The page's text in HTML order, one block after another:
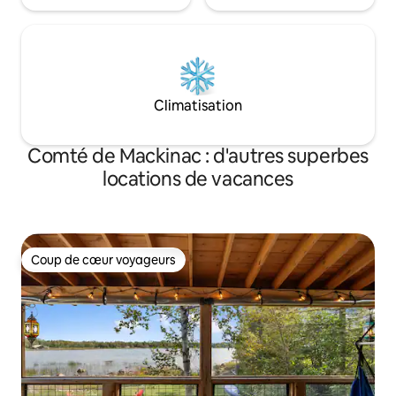
Climatisation
Comté de Mackinac : d'autres superbes
locations de vacances
Coup de cœur voyageurs
Coup de cœur voyageurs